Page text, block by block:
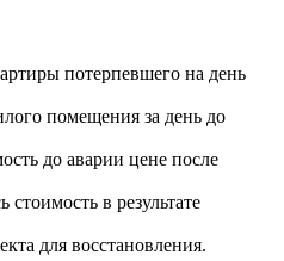
потерпевшего на день
помещения за день до
до аварии цене после
в результате
для восстановления.